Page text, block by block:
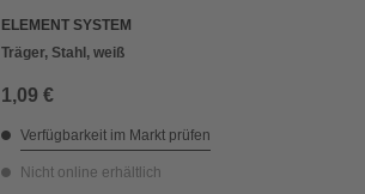
ELEMENT SYSTEM
Träger, Stahl, weiß
1,09 €
Verfügbarkeit im Markt prüfen
Nicht online erhältlich